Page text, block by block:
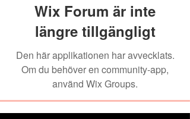
Wix Forum är inte
längre tillgängligt
Den här applikationen har avvecklats.
Om du behöver en community-app,
använd Wix Groups.